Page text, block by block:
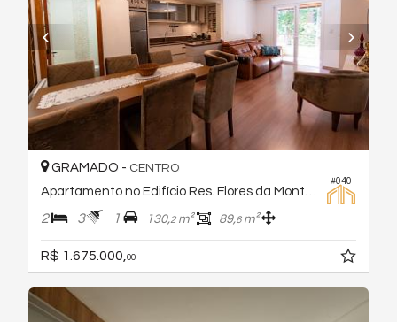
#040
GRAMADO - CENTRO
2 3 1 130,2m² 89,6m²
R$ 1.675.000, 00